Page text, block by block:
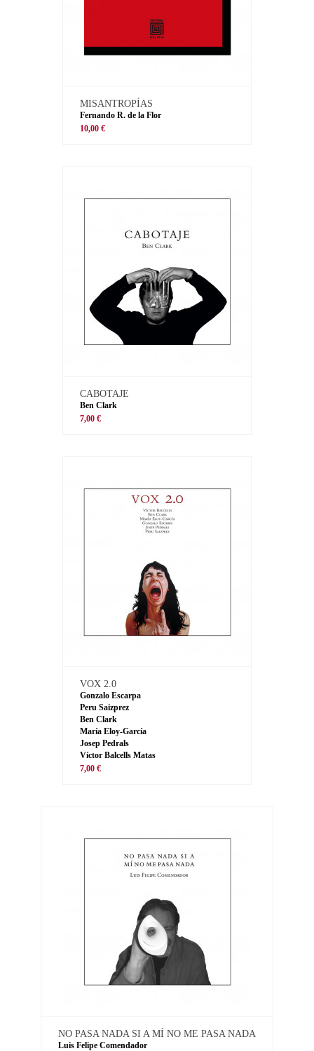
MISANTROPÍAS
Fernando R. de la Flor
10,00 €
CABOTAJE
Ben Clark
7,00 €
VOX 2.0
Gonzalo Escarpa
Peru Saizprez
Ben Clark
María Eloy-García
Josep Pedrals
Víctor Balcells Matas
7,00 €
NO PASA NADA SI A MÍ NO ME PASA NADA
Luis Felipe Comendador